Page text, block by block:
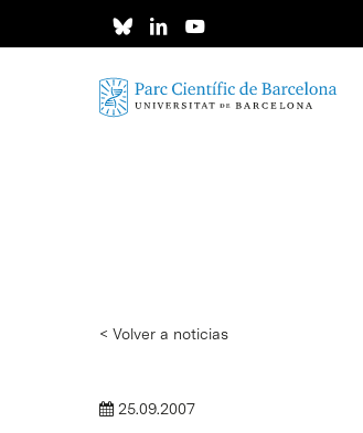
< Volver a noticias
25.09.2007